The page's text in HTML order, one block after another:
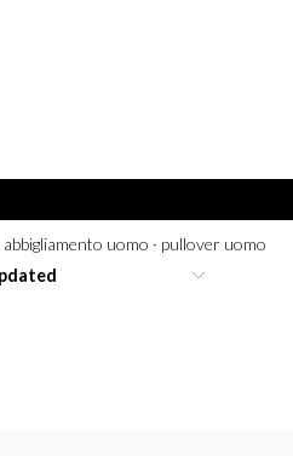
abbigliamento uomo · pullover uomo